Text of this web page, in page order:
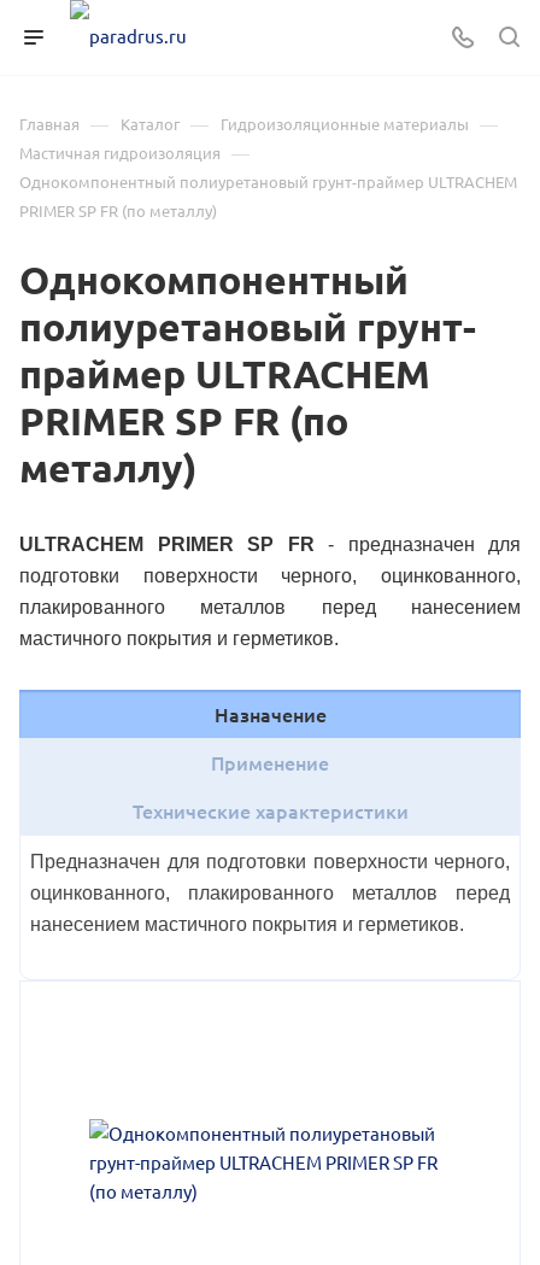
Главная — Каталог — Гидроизоляционные материалы —
Мастичная гидроизоляция —
Однокомпонентный полиуретановый грунт-праймер ULTRACHEM
PRIMER SP FR (по металлу)
Однокомпонентный
полиуретановый грунт-
праймер ULTRACHEM
PRIMER SP FR (по
металлу)
ULTRACHEM PRIMER SP FR - предназначен для
подготовки поверхности черного, оцинкованного,
плакированного металлов перед нанесением
мастичного покрытия и герметиков.
Назначение
Применение
Технические характеристики
Предназначен для подготовки поверхности черного,
оцинкованного, плакированного металлов перед
нанесением мастичного покрытия и герметиков.